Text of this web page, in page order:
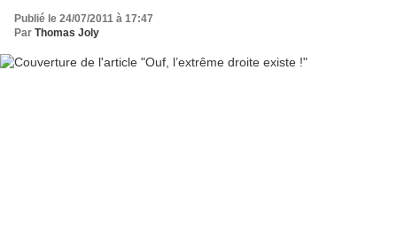
Publié le 24/07/2011 à 17:47
Par Thomas Joly